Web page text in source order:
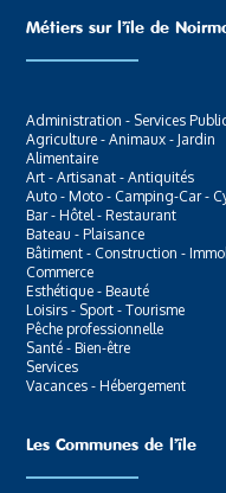
Métiers sur l’ïle de
Administration - Services
Agriculture - Animaux - Jardin
Alimentaire
Art - Artisanat - Antiquités
Auto - Moto - Camping-Car -
Bar - Hôtel - Restaurant
Bateau - Plaisance
Bâtiment - Construction -
Commerce
Esthétique - Beauté
Loisirs - Sport - Tourisme
Pêche professionnelle
Santé - Bien-être
Services
Vacances - Hébergement
Les Communes de l’ïle